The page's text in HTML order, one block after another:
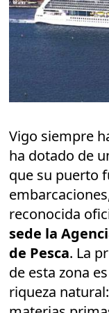
Vigo siempre
ha dotado de
que su puerto
reconocida
sede la
de Pesca. La
de esta zona
riqueza